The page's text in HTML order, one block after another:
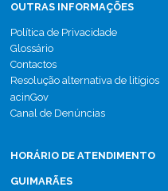
OUTRAS INFORMAÇÕES
Política de Privacidade
Glossário
Contactos
Resolução alternativa de litígios
acinGov
Canal de Denúncias
HORÁRIO DE ATENDIMENTO
GUIMARÃES